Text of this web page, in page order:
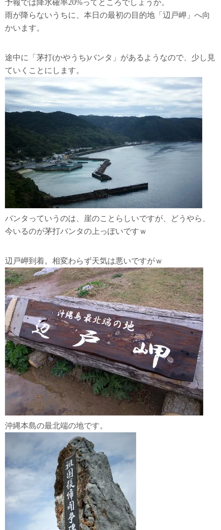
予報では降水確率20%ってところでしょうか。
雨が降らないうちに、本日の最初の目的地「辺戸岬」へ向
かいます。
途中に「茅打(かやうち)バンタ」があるようなので、少し見
ていくことにします。
バンタっていうのは、崖のことらしいですが、どうやら、
今いるのが茅打バンタの上っぽいですｗ
辺戸岬到着。相変わらず天気は悪いですがｗ
沖縄本島の最北端の地です。